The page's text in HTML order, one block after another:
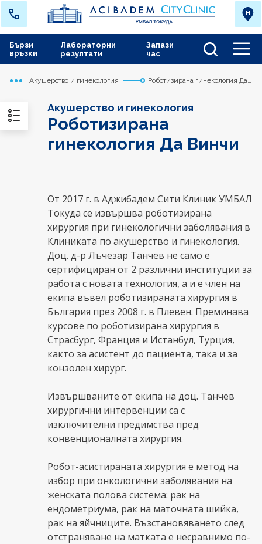
Лабораторни
резултати
Запази
час
Бързи
връзки
Начало
Токуда
Медицински дейности
Акушерство и гинекология
Роботизирана гинекология Да
Акушерство и гинекология
Роботизирана
гинекология Да Винчи
От 2017 г. в Аджибадем Сити Клиник УМБАЛ
Токуда се извършва роботизирана
хирургия при гинекологични заболявания в
Клиниката по акушерство и гинекология.
Доц. д-р Лъчезар Танчев не само е
сертифициран от 2 различни институции за
работа с новата технология, а и е член на
екипа въвел роботизираната хирургия в
България през 2008 г. в Плевен. Преминава
курсове по роботизирана хирургия в
Страсбург, Франция и Истанбул, Турция,
както за асистент до пациента, така и за
конзолен хирург.
Извършваните от екипа на доц. Танчев
хирургични интервенции са с
изключителни предимства пред
конвенционалната хирургия.
Робот-асистираната хирургия е метод на
избор при онкологични заболявания на
женската полова система: рак на
ендометриума, рак на маточната шийка,
рак на яйчниците. Възстановяването след
отстраняване на матката е несравнимо по-